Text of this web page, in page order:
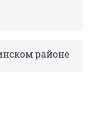
районе